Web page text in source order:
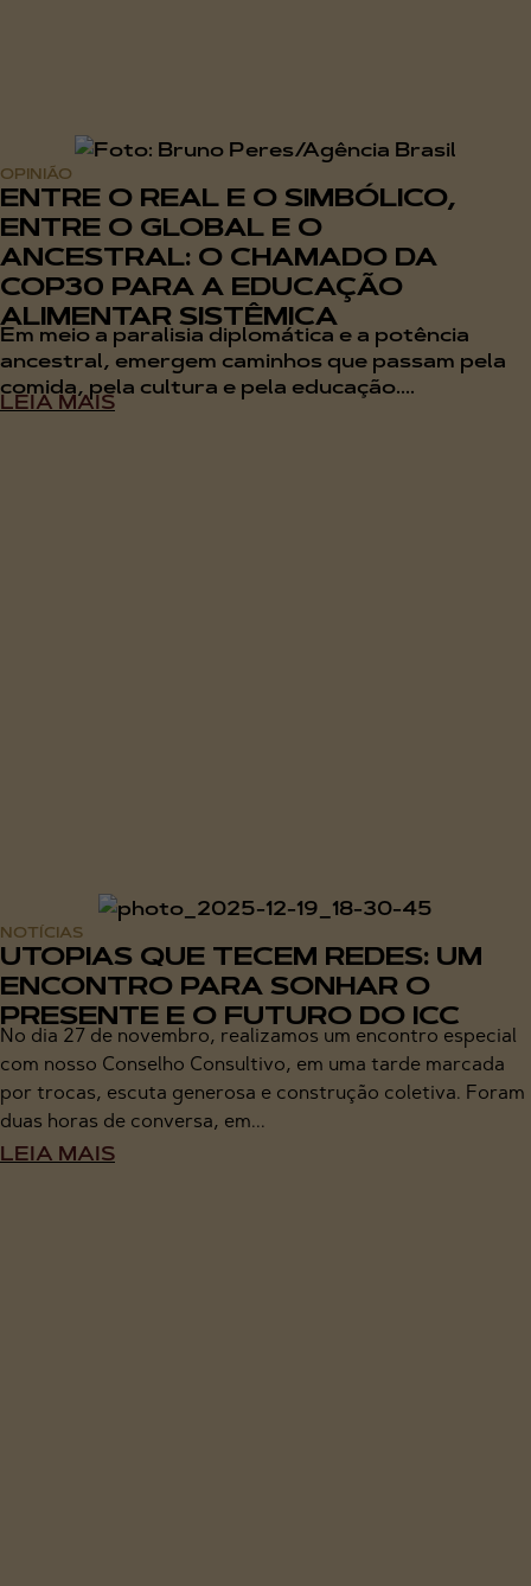
OPINIÃO
ENTRE O REAL E O SIMBÓLICO,
ENTRE O GLOBAL E O
ANCESTRAL: O CHAMADO DA
COP30 PARA A EDUCAÇÃO
ALIMENTAR SISTÊMICA
Em meio a paralisia diplomática e a potência
ancestral, emergem caminhos que passam pela
comida, pela cultura e pela educação....
LEIA MAIS
NOTÍCIAS
UTOPIAS QUE TECEM REDES: UM
ENCONTRO PARA SONHAR O
PRESENTE E O FUTURO DO ICC
No dia 27 de novembro, realizamos um encontro especial
com nosso Conselho Consultivo, em uma tarde marcada
por trocas, escuta generosa e construção coletiva. Foram
duas horas de conversa, em...
LEIA MAIS